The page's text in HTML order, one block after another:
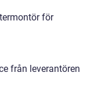
för
från leverantören